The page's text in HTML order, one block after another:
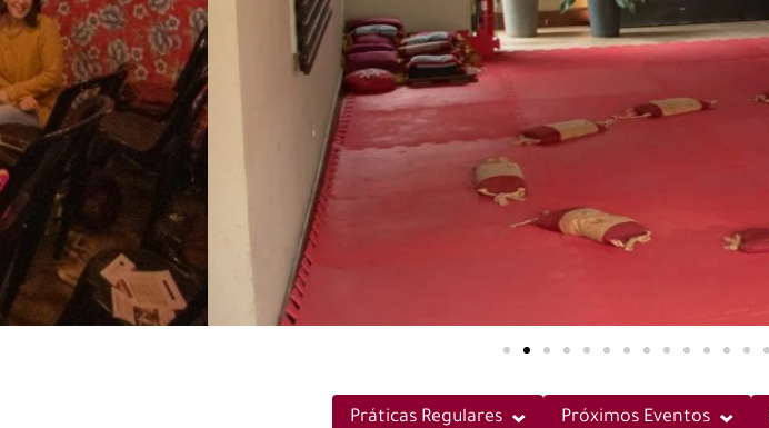
Práticas Regulares Próximos Eventos